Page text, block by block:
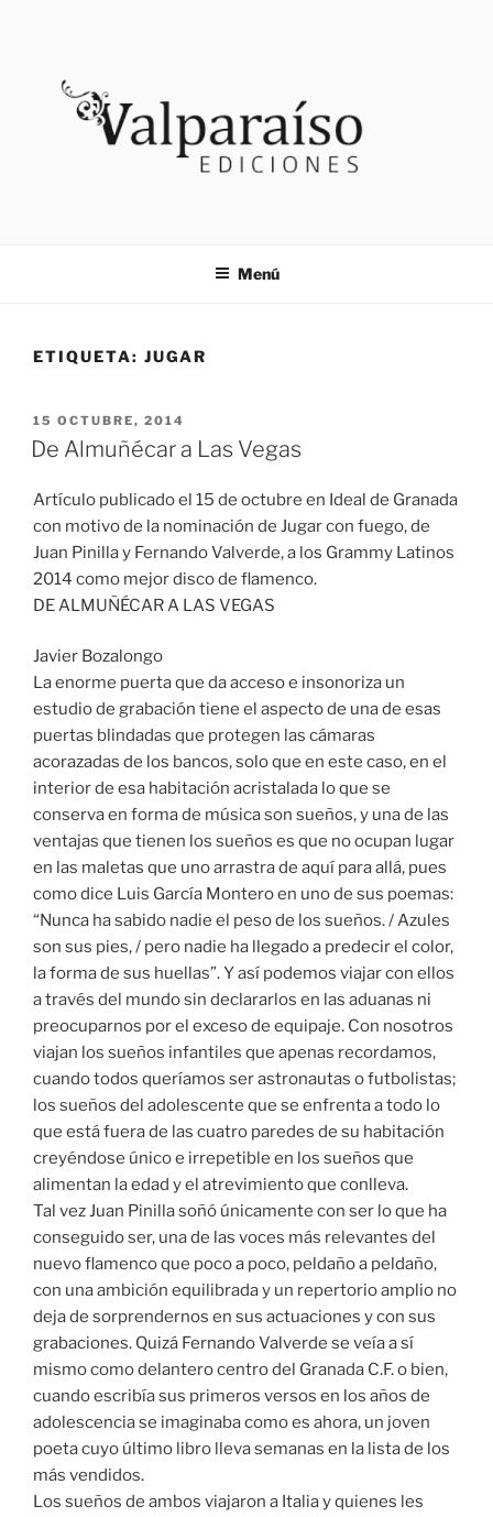
VALPARAISO EDICIONES
Menú
ETIQUETA: JUGAR
PUBLICADO
EL
15 OCTUBRE, 2014
De Almuñécar a Las Vegas
Artículo publicado el 15 de octubre en Ideal de Granada
con motivo de la nominación de Jugar con fuego, de
Juan Pinilla y Fernando Valverde, a los Grammy Latinos
2014 como mejor disco de flamenco.
DE ALMUÑÉCAR A LAS VEGAS
Javier Bozalongo
La enorme puerta que da acceso e insonoriza un
estudio de grabación tiene el aspecto de una de esas
puertas blindadas que protegen las cámaras
acorazadas de los bancos, solo que en este caso, en el
interior de esa habitación acristalada lo que se
conserva en forma de música son sueños, y una de las
ventajas que tienen los sueños es que no ocupan lugar
en las maletas que uno arrastra de aquí para allá, pues
como dice Luis García Montero en uno de sus poemas:
“Nunca ha sabido nadie el peso de los sueños. / Azules
son sus pies, / pero nadie ha llegado a predecir el color,
la forma de sus huellas”. Y así podemos viajar con ellos
a través del mundo sin declararlos en las aduanas ni
preocuparnos por el exceso de equipaje. Con nosotros
viajan los sueños infantiles que apenas recordamos,
cuando todos queríamos ser astronautas o futbolistas;
los sueños del adolescente que se enfrenta a todo lo
que está fuera de las cuatro paredes de su habitación
creyéndose único e irrepetible en los sueños que
alimentan la edad y el atrevimiento que conlleva.
Tal vez Juan Pinilla soñó únicamente con ser lo que ha
conseguido ser, una de las voces más relevantes del
nuevo flamenco que poco a poco, peldaño a peldaño,
con una ambición equilibrada y un repertorio amplio no
deja de sorprendernos en sus actuaciones y con sus
grabaciones. Quizá Fernando Valverde se veía a sí
mismo como delantero centro del Granada C.F. o bien,
cuando escribía sus primeros versos en los años de
adolescencia se imaginaba como es ahora, un joven
poeta cuyo último libro lleva semanas en la lista de los
más vendidos.
Los sueños de ambos viajaron a Italia y quienes les